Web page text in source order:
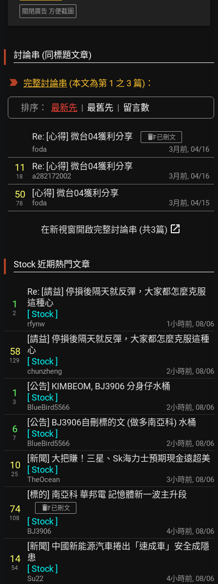
關閉廣告 方便截圖
討論串 (同標題文章)
完整討論串 (本文為第 1 之 3 篇)：
排序： 最新先 | 最舊先 | 留言數
Re: [心得] 微台04獲利分享 已刪文
foda 3月前, 04/16
11
18
Re: [心得] 微台04獲利分享
a282172002 3月前, 04/16
50
78
[心得] 微台04獲利分享
foda 3月前, 04/15
在新視窗開啟完整討論串 (共3篇) open_in_new
Stock 近期熱門文章
1
2
Re: [請益] 停損後隔天就反彈，大家都怎麼克服
這種心
[Stock]
rfynw 1小時前, 08/06
58
129
[請益] 停損後隔天就反彈，大家都怎麼克服這種
心
[Stock]
chunzheng 2小時前, 08/06
1
3
[公告] KIMBEOM, BJ3906 分身仔水桶
[Stock]
BlueBird5566 2小時前, 08/06
6
7
[公告] BJ3906自刪標的文 (做多南亞科) 水桶
[Stock]
BlueBird5566 2小時前, 08/06
10
25
[新聞] 大把賺！三星、Sk海力士預期現金遠超美
[Stock]
TheOcean 3小時前, 08/06
74
108
[標的] 南亞科 華邦電 記憶體新一波主升段
已刪文
[Stock]
BJ3906 4小時前, 08/06
14
54
[新聞] 中國新能源汽車捲出「速成車」安全成隱
患
[Stock]
Su22 4小時前, 08/06